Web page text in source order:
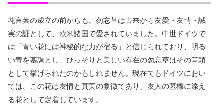
花言葉の成立の前からも、勿忘草は古来から友愛・友情・誠
実の証として、欧米諸国で愛されていました。中世ドイツで
は「青い花には神秘的な力が宿る」と信じられており、明る
い青を基調とし、ひっそりと美しい存在の勿忘草はその筆頭
として挙げられたのかもしれません。現在でもドイツにおい
ては、この花は友情と真実の象徴であり、友人の墓標に添え
る花として定着しています。